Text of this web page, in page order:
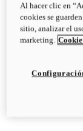
Al hacer clic en
cookies se
sitio, analizar el
marketing.